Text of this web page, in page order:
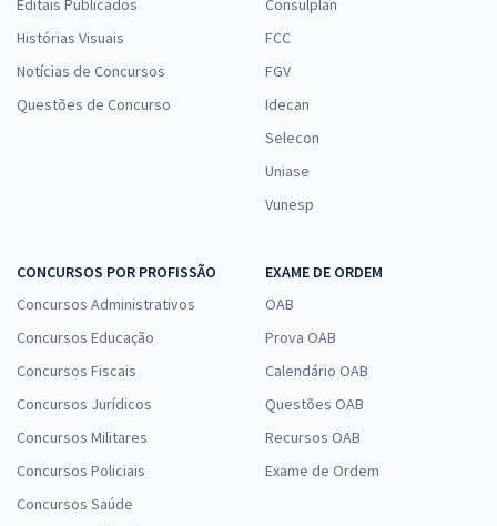
Editais Publicados
Histórias Visuais
Notícias de Concursos
Questões de Concurso
Consulplan
FCC
FGV
Idecan
Selecon
Uniase
Vunesp
CONCURSOS POR PROFISSÃO
Concursos Administrativos
Concursos Educação
Concursos Fiscais
Concursos Jurídicos
Concursos Militares
Concursos Policiais
Concursos Saúde
EXAME DE ORDEM
OAB
Prova OAB
Calendário OAB
Questões OAB
Recursos OAB
Exame de Ordem